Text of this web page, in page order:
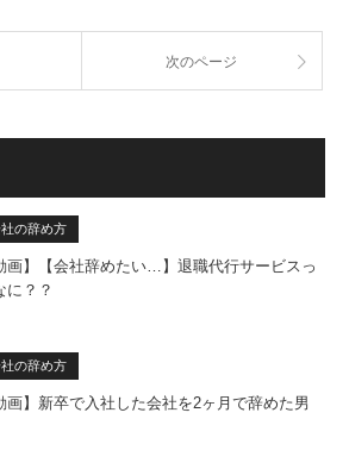
次のページ
の辞め方
画】【会社辞めたい…】退職代行サービスっ
に？？
の辞め方
画】新卒で入社した会社を2ヶ月で辞めた男